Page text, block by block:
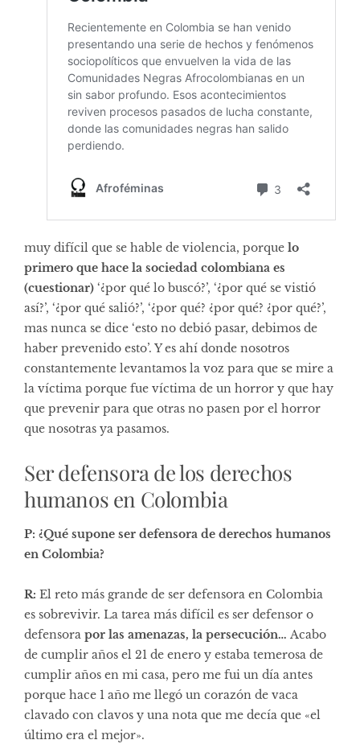
muy difícil que se hable de violencia, porque lo
primero que hace la sociedad colombiana es
(cuestionar) ‘¿por qué lo buscó?’, ‘¿por qué se vistió
así?’, ‘¿por qué salió?’, ‘¿por qué? ¿por qué? ¿por qué?’,
mas nunca se dice ‘esto no debió pasar, debimos de
haber prevenido esto’. Y es ahí donde nosotros
constantemente levantamos la voz para que se mire a
la víctima porque fue víctima de un horror y que hay
que prevenir para que otras no pasen por el horror
que nosotras ya pasamos.
Ser defensora de los derechos
humanos en Colombia
P: ¿Qué supone ser defensora de derechos humanos
en Colombia?
R: El reto más grande de ser defensora en Colombia
es sobrevivir. La tarea más difícil es ser defensor o
defensora por las amenazas, la persecución… Acabo
de cumplir años el 21 de enero y estaba temerosa de
cumplir años en mi casa, pero me fui un día antes
porque hace 1 año me llegó un corazón de vaca
clavado con clavos y una nota que me decía que «el
último era el mejor».